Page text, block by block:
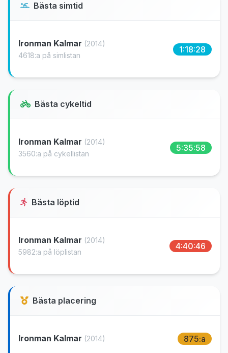
Bästa simtid
Ironman Kalmar (2014)
4618:a på simlistan
1:18:28
Bästa cykeltid
Ironman Kalmar (2014)
3560:a på cykellistan
5:35:58
Bästa löptid
Ironman Kalmar (2014)
5982:a på löplistan
4:40:46
Bästa placering
Ironman Kalmar (2014) 875:a